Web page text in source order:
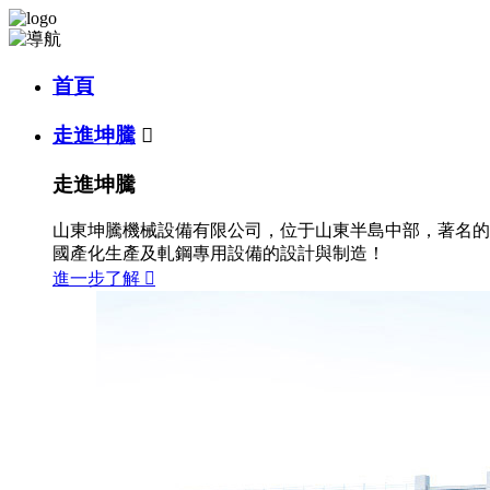
首頁
走進坤騰 
走進坤騰
山東坤騰機械設備有限公司，位于山東半島中部，著名
國產化生產及軋鋼專用設備的設計與制造！
進一步了解 